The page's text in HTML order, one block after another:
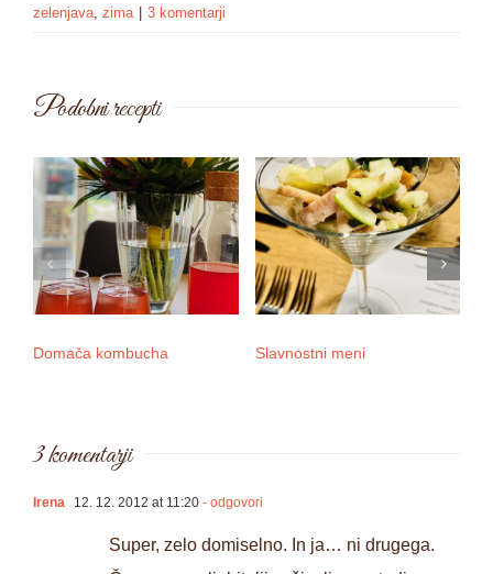
zelenjava, zima 3 komentarji
Podobni recepti
Domača kombucha Slavnostni meni
3 komentarji
Irena 12. 12. 2012 at 11:20 - odgovori
Super, zelo domiselno. In ja… ni drugega.